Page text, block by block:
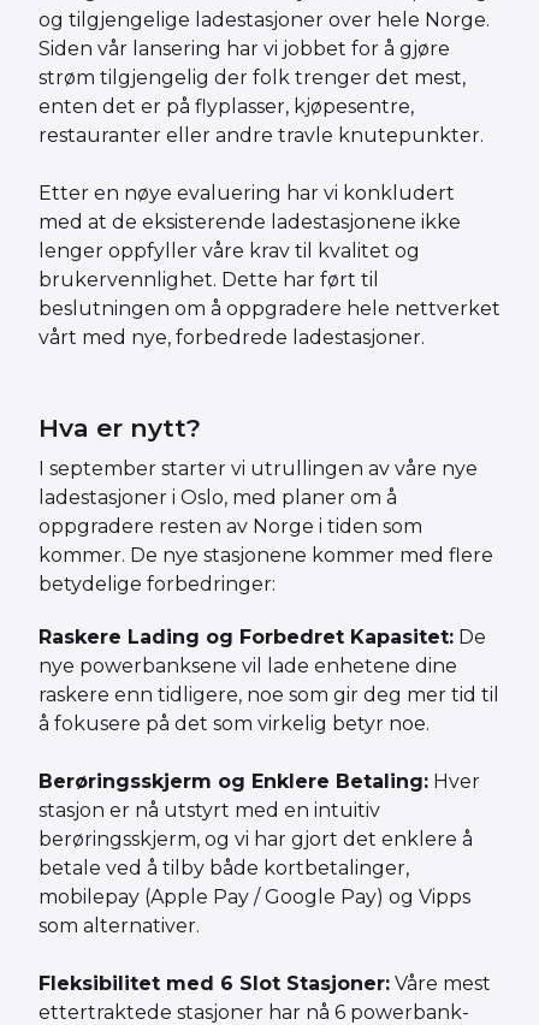
og tilgjengelige ladestasjoner over hele Norge.
Siden vår lansering har vi jobbet for å gjøre
strøm tilgjengelig der folk trenger det mest,
enten det er på flyplasser, kjøpesentre,
restauranter eller andre travle knutepunkter.
Etter en nøye evaluering har vi konkludert
med at de eksisterende ladestasjonene ikke
lenger oppfyller våre krav til kvalitet og
brukervennlighet. Dette har ført til
beslutningen om å oppgradere hele nettverket
vårt med nye, forbedrede ladestasjoner.
Hva er nytt?
I september starter vi utrullingen av våre nye
ladestasjoner i Oslo, med planer om å
oppgradere resten av Norge i tiden som
kommer. De nye stasjonene kommer med flere
betydelige forbedringer:
Raskere Lading og Forbedret Kapasitet: De
nye powerbanksene vil lade enhetene dine
raskere enn tidligere, noe som gir deg mer tid til
å fokusere på det som virkelig betyr noe.
Berøringsskjerm og Enklere Betaling: Hver
stasjon er nå utstyrt med en intuitiv
berøringsskjerm, og vi har gjort det enklere å
betale ved å tilby både kortbetalinger,
mobilepay (Apple Pay / Google Pay) og Vipps
som alternativer.
Fleksibilitet med 6 Slot Stasjoner: Våre mest
ettertraktede stasjoner har nå 6 powerbank-